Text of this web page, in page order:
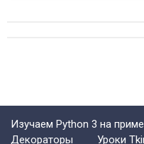
Изучаем Python 3 на
Декораторы
Уроки